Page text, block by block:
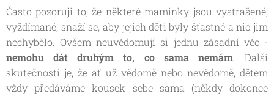
Často pozoruji to, že některé maminky jsou vystrašené,
vyždímané, snaží se, aby jejich děti byly šťastné a nic jim
nechybělo. Ovšem neuvědomují si jednu zásadní věc -
nemohu dát druhým to, co sama nemám. Další
skutečností je, že ať už vědomě nebo nevědomě, dětem
vždy předáváme kousek sebe sama (někdy dokonce